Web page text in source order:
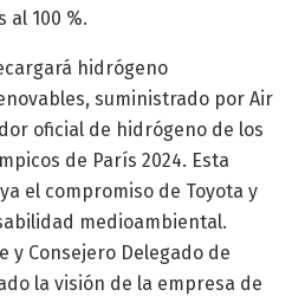
al 100 %.
hidrógeno
suministrado por Air
oficial de hidrógeno de los
de París 2024. Esta
el compromiso de Toyota y
medioambiental.
y Consejero Delegado de
la visión de la empresa de